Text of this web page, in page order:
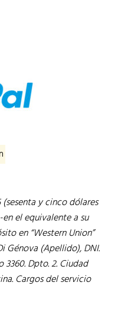
y cinco dólares
el equivalente a su
en “Western Union”
Génova (Apellido), DNI.
3360. Dpto. 2. Ciudad
Cargos del servicio